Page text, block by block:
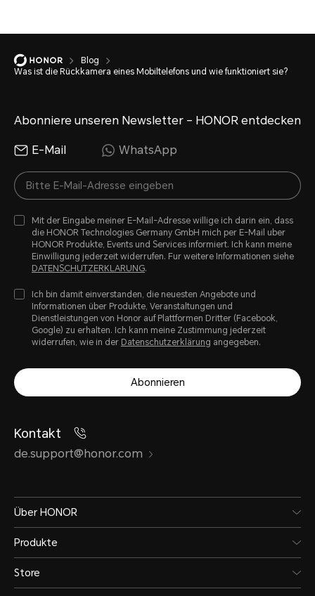
Blog
Was ist die Rückkamera eines Mobiltelefons und wie funktioniert sie?
Abonniere unseren Newsletter – HONOR entdecken
E-Mail WhatsApp
Mit der Eingabe meiner E-Mail-Adresse willige ich darin ein, dass
die HONOR Technologies Germany GmbH mich per E-Mail uber
HONOR Produkte, Events und Services informiert. Ich kann meine
Einwilligung jederzeit widerrufen. Fur weitere Informationen siehe
DATENSCHUTZERKLARUNG.
Ich bin damit einverstanden, die neuesten Angebote und
Informationen über Produkte, Veranstaltungen und
Dienstleistungen von Honor auf Plattformen Dritter (Facebook,
Google) zu erhalten. Ich kann meine Zustimmung jederzeit
widerrufen, wie in der Datenschutzerklärung angegeben.
Abonnieren
Kontakt
de.support@honor.com
Über HONOR
Produkte
Store